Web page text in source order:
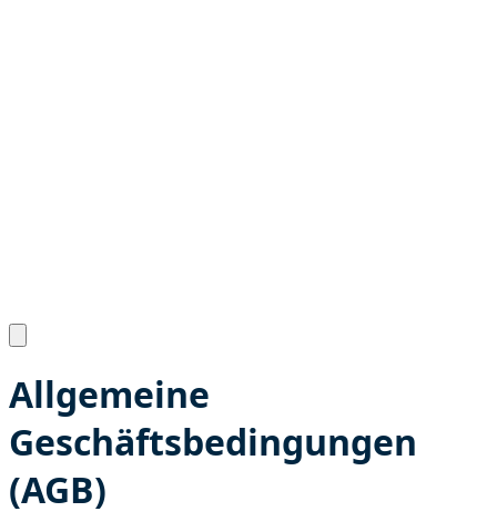
Allgemeine
Geschäftsbedingungen
(AGB)